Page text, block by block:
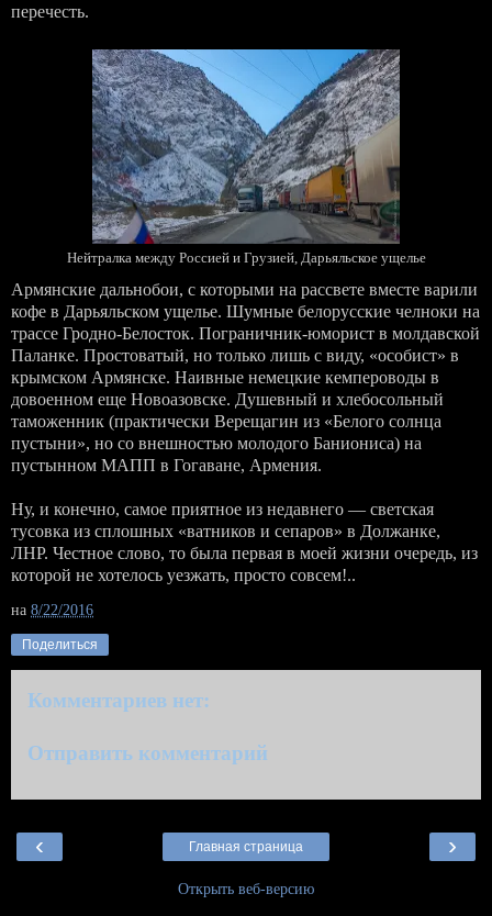
перечесть.
Нейтралка между Россией и Грузией, Дарьяльское ущелье
Армянские дальнобои, с которыми на рассвете вместе варили
кофе в Дарьяльском ущелье. Шумные белорусские челноки на
трассе Гродно-Белосток. Пограничник-юморист в молдавской
Паланке. Простоватый, но только лишь с виду, «особист» в
крымском Армянске. Наивные немецкие кемпероводы в
довоенном еще Новоазовске. Душевный и хлебосольный
таможенник (практически Верещагин из «Белого солнца
пустыни», но со внешностью молодого Баниониса) на
пустынном МАПП в Гогаване, Армения.
Ну, и конечно, самое приятное из недавнего — светская
тусовка из сплошных «ватников и сепаров» в Должанке,
ЛНР. Честное слово, то была первая в моей жизни очередь, из
которой не хотелось уезжать, просто совсем!..
на 8/22/2016
Поделиться
Комментариев нет:
Отправить комментарий
‹ ›
Главная страница
Открыть веб-версию